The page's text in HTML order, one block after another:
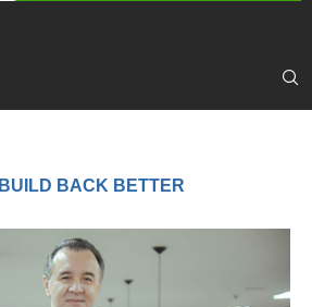
BUILD BACK BETTER